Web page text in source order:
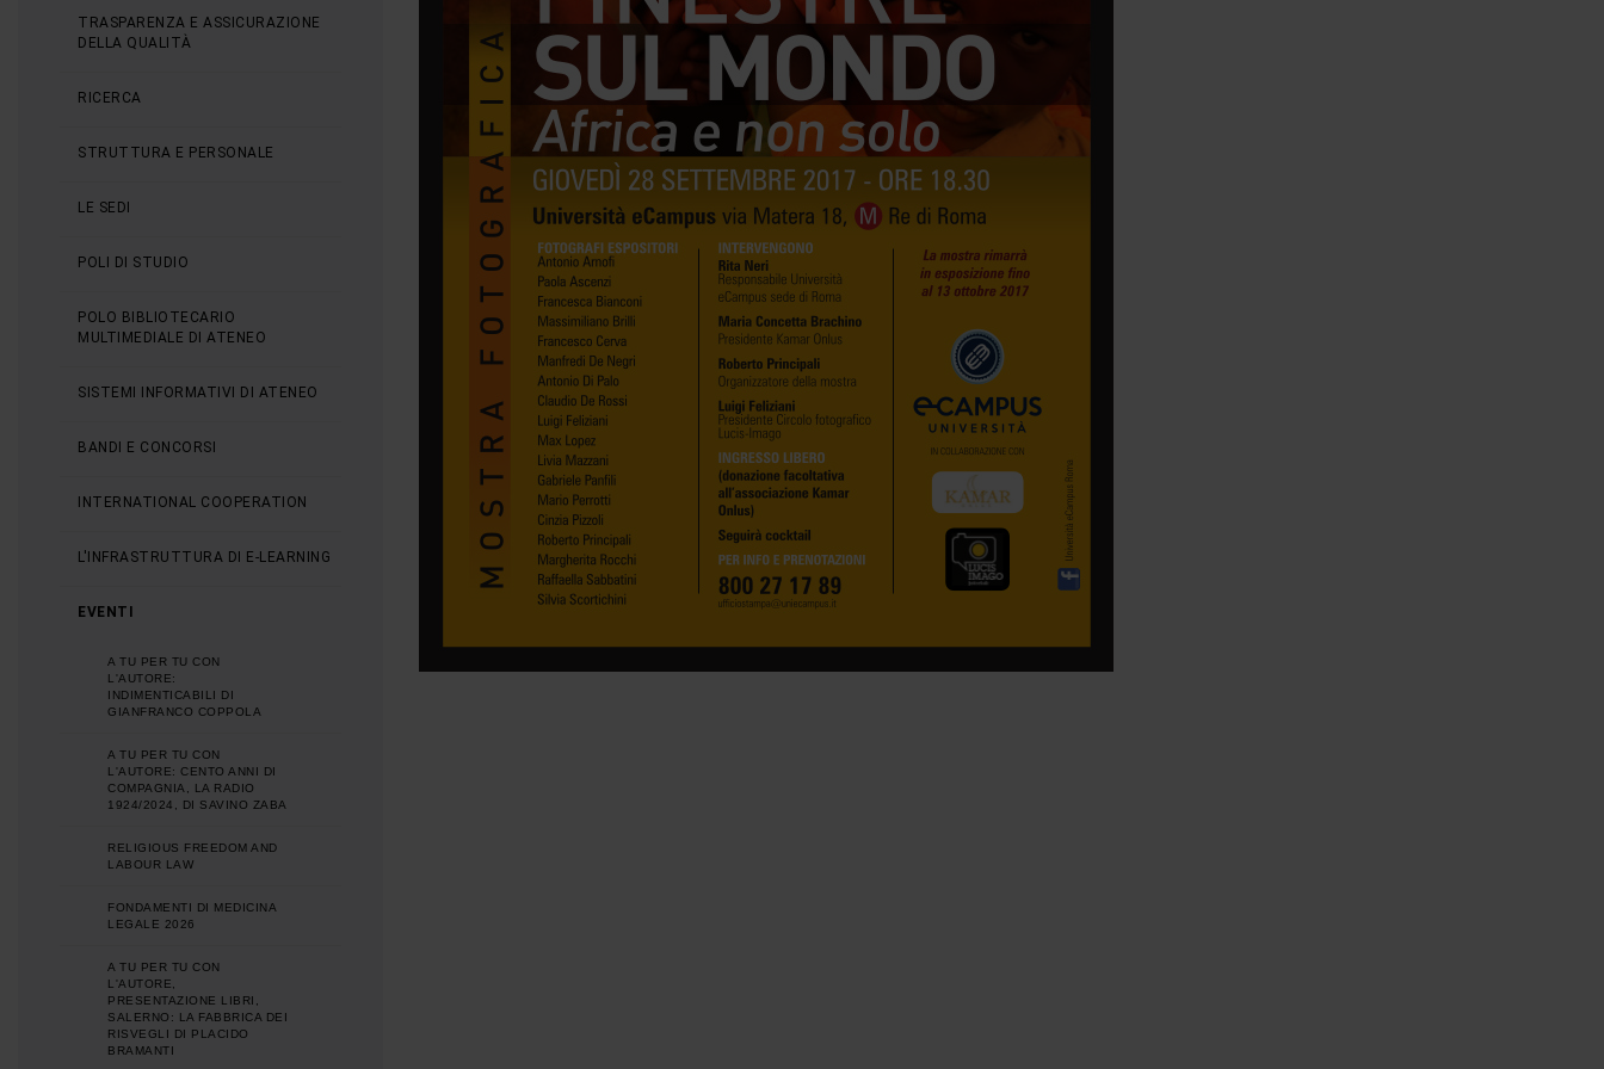
TRASPARENZA E ASSICURAZIONE
DELLA QUALITÀ
RICERCA
STRUTTURA E PERSONALE
LE SEDI
POLI DI STUDIO
POLO BIBLIOTECARIO
MULTIMEDIALE DI ATENEO
SISTEMI INFORMATIVI DI ATENEO
BANDI E CONCORSI
INTERNATIONAL COOPERATION
L'INFRASTRUTTURA DI E-LEARNING
EVENTI
A TU PER TU CON
L'AUTORE:
INDIMENTICABILI DI
GIANFRANCO COPPOLA
A TU PER TU CON
L'AUTORE: CENTO ANNI DI
COMPAGNIA, LA RADIO
1924/2024, DI SAVINO ZABA
RELIGIOUS FREEDOM AND
LABOUR LAW
FONDAMENTI DI MEDICINA
LEGALE 2026
A TU PER TU CON
L'AUTORE,
PRESENTAZIONE LIBRI,
SALERNO: LA FABBRICA DEI
RISVEGLI DI PLACIDO
BRAMANTI